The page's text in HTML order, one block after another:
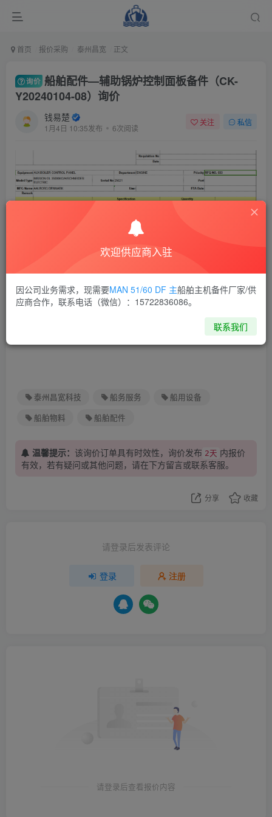
首页 报价采购 泰州昌宽 正文
询价 船舶配件—辅助锅炉控制面板备件（CK-
Y20240104-08）询价
钱易楚
1月4日 10:35发布 6次阅读
关注 私信
LIB-08-23-0033-AUX-BOILER-
CONTROL-PANEL.xls
36.5K
泰州昌宽科技 船务服务
船用设备
船舶物料
船舶配件
温馨提示： 该询价订单具有时效性，询价发布 2天 内报价
有效，若有疑问或其他问题，请在下方留言或联系客服。
分享 收藏
请登录后发表评论
登录 注册
请登录后查看报价内容
欢迎供应商入驻
因公司业务需求，现需要MAN 51/60 DF 主船舶主机备件厂家/供
应商合作，联系电话（微信）：15722836086。
联系我们